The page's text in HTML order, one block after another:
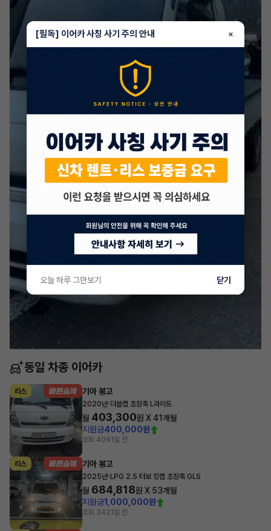
동일 차종 이어카
리스 기아 봉고
2020년·더블캡 초장축 L라이트
월 403,300원 X41개월
지원금400,000원
조회 4091일 전
리스 기아 봉고
2025년· LPG 2.5 터보 킹캡 초장축 GLS
월 684,818원 X 53개월
지원금1,000,000원
조회 3421일 전
[필독] 이어카 사칭 사기 주의 안내 ×
오늘 하루 그만보기 닫기